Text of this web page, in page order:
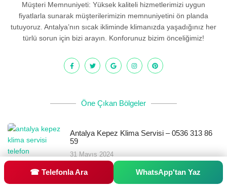
Müşteri Memnuniyeti: Yüksek kaliteli hizmetlerimizi uygun
fiyatlarla sunarak müşterilerimizin memnuniyetini ön planda
tutuyoruz. Antalya’nın sıcak ikliminde klimanızda yaşadığınız her
türlü sorun için bizi arayın. Konforunuz bizim önceliğimiz!
Öne Çıkan Bölgeler
Antalya Kepez Klima Servisi – 0536 313 86
59
31 Mayıs 2024
☎ Telefonla Ara WhatsApp'tan Yaz